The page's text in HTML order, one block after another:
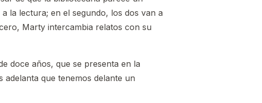
la lectura; en el segundo, los dos van a
Marty intercambia relatos con su
doce años, que se presenta en la
que tenemos delante un